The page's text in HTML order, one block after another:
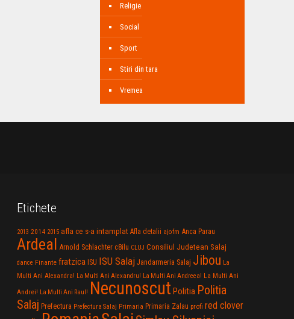
Religie
Social
Sport
Stiri din tara
Vremea
Etichete
2013 2014 2015 afla ce s-a intamplat Afla detalii ajofm Anca Parau
Ardeal Arnold Schlachter c8ilu CLUJ Consiliul Judetean Salaj
dance Finante fratzica ISU ISU Salaj Jandarmeria Salaj Jibou La
Multi Ani Alexandra! La Multi Ani Alexandru! La Multi Ani Andreea! La Multi Ani
Andrei! La Multi Ani Raul! Necunoscut Politia Politia
Salaj Prefectura Prefectura Salaj Primaria Primaria Zalau profi red clover